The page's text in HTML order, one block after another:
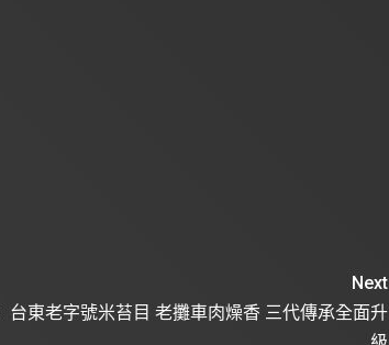
Next
台東老字號米苔目 老攤車肉燥香 三代傳承全面升